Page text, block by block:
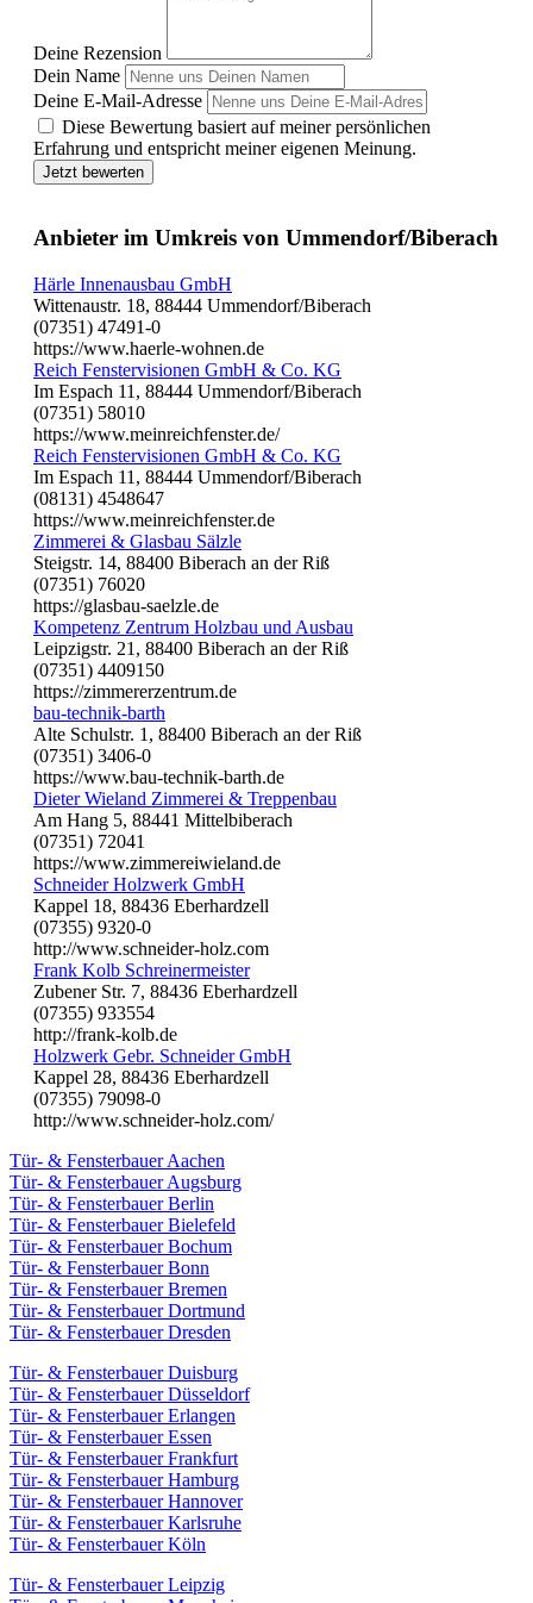
Deine Rezension
Dein Name
Deine E-Mail-Adresse
Diese Bewertung basiert auf meiner persönlichen
Erfahrung und entspricht meiner eigenen Meinung.
Jetzt bewerten
Anbieter im Umkreis von Ummendorf/Biberach
Härle Innenausbau GmbH
Wittenaustr. 18, 88444 Ummendorf/Biberach
(07351) 47491-0
https://www.haerle-wohnen.de
Reich Fenstervisionen GmbH & Co. KG
Im Espach 11, 88444 Ummendorf/Biberach
(07351) 58010
https://www.meinreichfenster.de/
Reich Fenstervisionen GmbH & Co. KG
Im Espach 11, 88444 Ummendorf/Biberach
(08131) 4548647
https://www.meinreichfenster.de
Zimmerei & Glasbau Sälzle
Steigstr. 14, 88400 Biberach an der Riß
(07351) 76020
https://glasbau-saelzle.de
Kompetenz Zentrum Holzbau und Ausbau
Leipzigstr. 21, 88400 Biberach an der Riß
(07351) 4409150
https://zimmererzentrum.de
bau-technik-barth
Alte Schulstr. 1, 88400 Biberach an der Riß
(07351) 3406-0
https://www.bau-technik-barth.de
Dieter Wieland Zimmerei & Treppenbau
Am Hang 5, 88441 Mittelbiberach
(07351) 72041
https://www.zimmereiwieland.de
Schneider Holzwerk GmbH
Kappel 18, 88436 Eberhardzell
(07355) 9320-0
http://www.schneider-holz.com
Frank Kolb Schreinermeister
Zubener Str. 7, 88436 Eberhardzell
(07355) 933554
http://frank-kolb.de
Holzwerk Gebr. Schneider GmbH
Kappel 28, 88436 Eberhardzell
(07355) 79098-0
http://www.schneider-holz.com/
Tür- & Fensterbauer Aachen
Tür- & Fensterbauer Augsburg
Tür- & Fensterbauer Berlin
Tür- & Fensterbauer Bielefeld
Tür- & Fensterbauer Bochum
Tür- & Fensterbauer Bonn
Tür- & Fensterbauer Bremen
Tür- & Fensterbauer Dortmund
Tür- & Fensterbauer Dresden
Tür- & Fensterbauer Duisburg
Tür- & Fensterbauer Düsseldorf
Tür- & Fensterbauer Erlangen
Tür- & Fensterbauer Essen
Tür- & Fensterbauer Frankfurt
Tür- & Fensterbauer Hamburg
Tür- & Fensterbauer Hannover
Tür- & Fensterbauer Karlsruhe
Tür- & Fensterbauer Köln
Tür- & Fensterbauer Leipzig